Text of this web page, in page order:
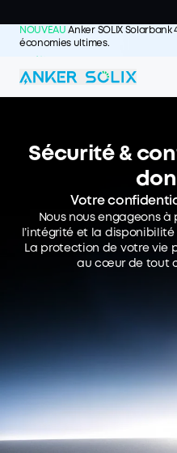
NOUVEAU Anker SOLIX
économies ultimes.
Sécurité &
Votre
Nous nous engageons
l’intégrité et la
La protection de votre vie
au cœur de tout